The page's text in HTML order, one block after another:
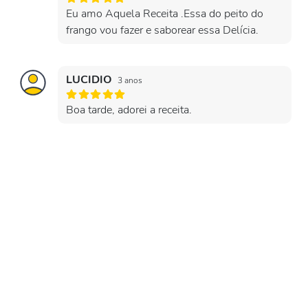
Eu amo Aquela Receita .Essa do peito do
frango vou fazer e saborear essa Delícia.
LUCIDIO 3 anos
Boa tarde, adorei a receita.